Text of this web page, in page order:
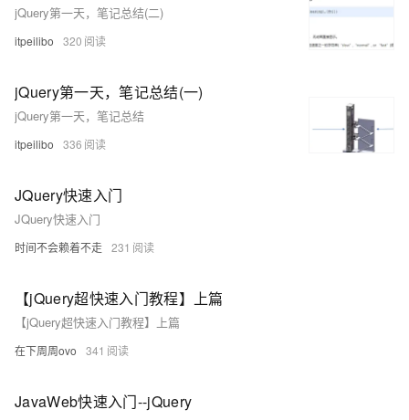
jQuery第一天，笔记总结(二)
itpeilibo 320
jQuery第一天，笔记总结(一)
jQuery第一天，笔记总结
itpeilibo 336
JQuery快速入门
JQuery快速入门
时间不会赖着不走 231
【jQuery超快速入门教程】上篇
【jQuery超快速入门教程】上篇
在下周周ovo 341
JavaWeb快速入门--jQuery